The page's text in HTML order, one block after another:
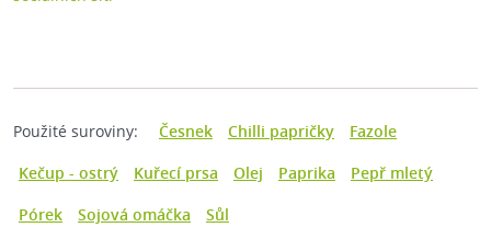
Použité suroviny: Česnek Chilli papričky
Fazole
Kečup - ostrý
Kuřecí prsa Olej Paprika
Pepř mletý
Pórek
Sojová omáčka Sůl